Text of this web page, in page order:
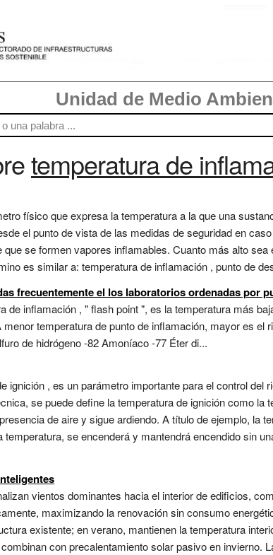
Unidad de Medio
temperatura de
físico que expresa la temperatura a la que una
el punto de vista de las medidas de seguridad en
se formen vapores inflamables. Cuanto más alto
es similar a: temperatura de inflamación , punto de
frecuentemente el los laboratorios ordenadas por
de inflamación , " flash point ", es la temperatura más
temperatura de punto de inflamación, mayor es el
de hidrógeno -82 Amoníaco -77 Éter di...
ignición , es un parámetro importante para el control del
se puede define la temperatura de ignición como la
de aire y sigue ardiendo. A título de ejemplo, la
se encenderá y mantendrá encendido sin
vientos dominantes hacia el interior de edificios,
maximizando la renovación sin consumo
existente; en verano, mantienen la temperatura
con precalentamiento solar pasivo en invierno.